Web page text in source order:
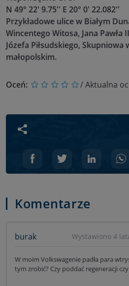
N 49° 22' 9.75'' E 20° 0' 22.082''
Przykładowe ulice w Białym
Wincentego Witosa, Jana Pawła
Józefa Piłsudskiego,
małopolskim.
Oceń: / Aktualna
Komentarze
burak Wystawiono 4
W moim Volkswagenie padła para
tym zrobić? Czy poddać regeneracji